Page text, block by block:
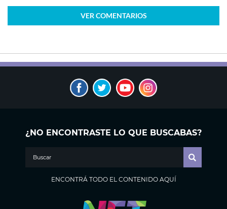
VER COMENTARIOS
¿NO ENCONTRASTE LO QUE BUSCABAS?
ENCONTRÁ TODO EL CONTENIDO AQUÍ